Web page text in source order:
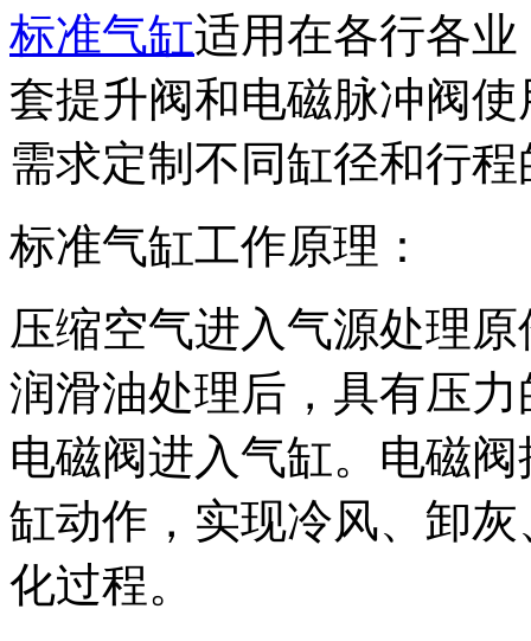
标准气缸适用在各行各业
套提升阀和电磁脉冲阀
需求定制不同缸径和行
标准气缸工作原理：
压缩空气进入气源处理
润滑油处理后，具有压
电磁阀进入气缸。电磁
缸动作，实现冷风、卸
化过程。